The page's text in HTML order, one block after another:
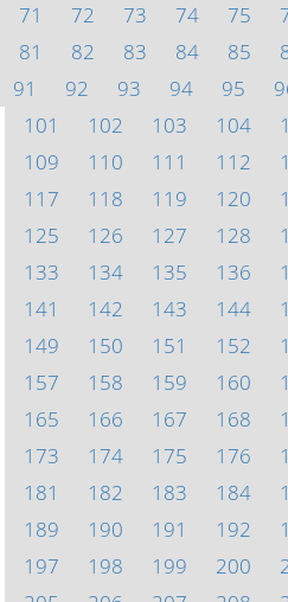
71
72 73 74 75
81
82 83 84 85
91
92 93 94 95
101
102 103 104
109
110 111 112
117
118 119 120
125
126 127 128
133
134 135 136
141
142 143 144
149
150 151 152
157
158 159 160
165
166 167 168
173
174 175 176
181
182 183 184
189
190 191 192
197
198 199 200